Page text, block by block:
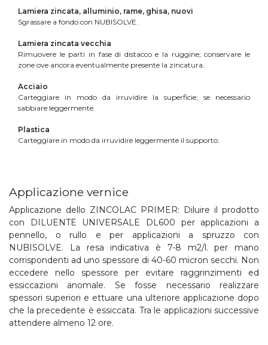
Lamiera zincata, alluminio, rame, ghisa, nuovi
Sgrassare a fondo con NUBISOLVE.
Lamiera zincata vecchia
Rimuovere le parti in fase di distacco e la ruggine; conservare le
zone ove ancora eventualmente presente la zincatura.
Acciaio
Carteggiare in modo da irruvidire la superficie; se necessario
sabbiare leggermente.
Plastica
Carteggiare in modo da irruvidire leggermente il supporto.
Applicazione vernice
Applicazione dello ZINCOLAC PRIMER: Diluire il prodotto
con DILUENTE UNIVERSALE DL600 per applicazioni a
pennello, o rullo e per applicazioni a spruzzo con
NUBISOLVE. La resa indicativa è 7-8 m2/l. per mano
corrispondenti ad uno spessore di 40-60 micron secchi. Non
eccedere nello spessore per evitare raggrinzimenti ed
essiccazioni anomale. Se fosse necessario realizzare
spessori superiori e ettuare una ulteriore applicazione dopo
che la precedente è essiccata. Tra le applicazioni successive
attendere almeno 12 ore.